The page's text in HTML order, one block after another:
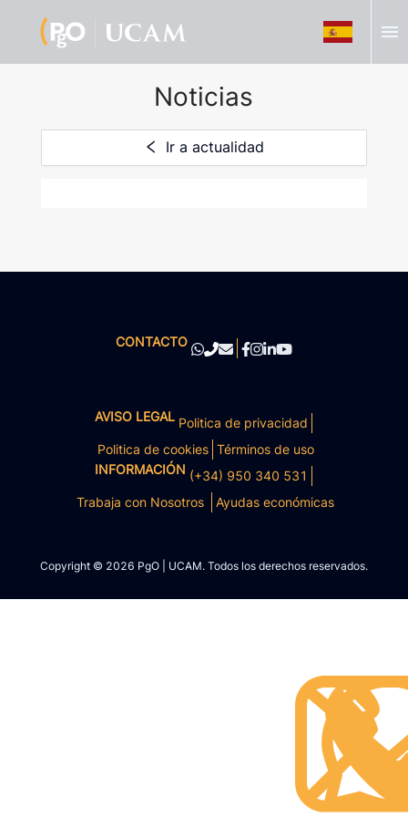
menu
Noticias
Ir a actualidad
CONTACTO
AVISO LEGAL Politica de privacidad
Politica de cookies Términos de uso
INFORMACIÓN (+34) 950 340 531
Trabaja con Nosotros
Ayudas económicas
Copyright © 2026 PgO | UCAM. Todos los derechos reservados.